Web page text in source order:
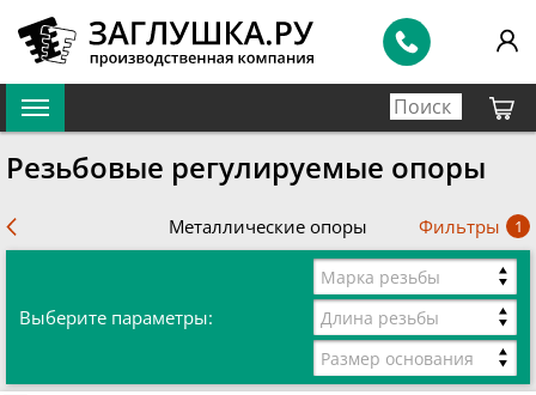
Резьбовые регулируемые опоры
Металлические опоры Фильтры 1
Выберите параметры:
Марка резьбы
Длина резьбы
Размер основания